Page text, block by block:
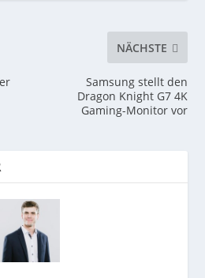
NÄCHSTE
Samsung stellt den
Dragon Knight G7 4K
Gaming-Monitor vor